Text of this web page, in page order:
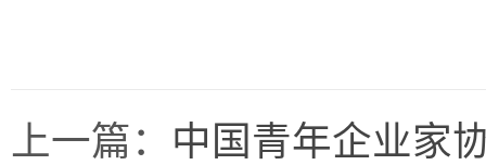
上一篇： 中国青年企业家